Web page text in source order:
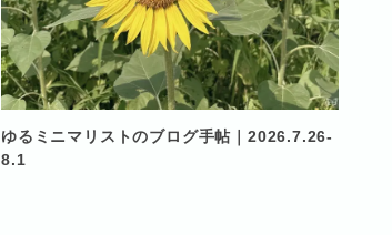
ゆるミニマリストのブログ手帖｜2026.7.26-
8.1